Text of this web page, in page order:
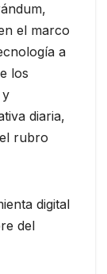
el marco
a
los
y
diaria,
rubro
digital
del